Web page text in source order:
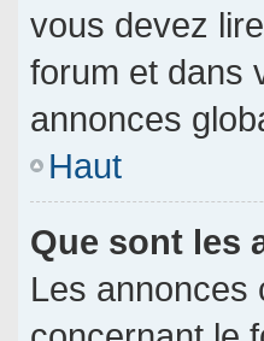
vous devez
forum et dans
annonces
Haut
Que sont les
Les annonces